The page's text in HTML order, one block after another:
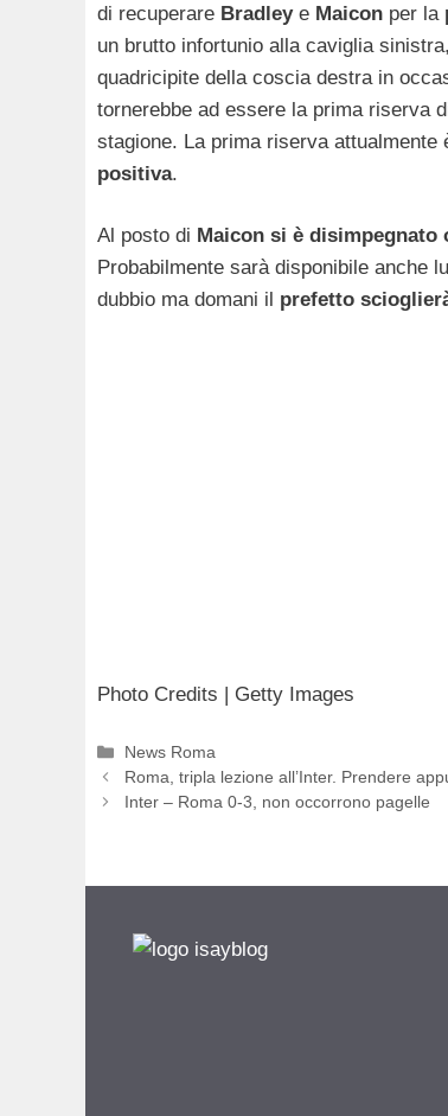
di recuperare Bradleye Maicon per la
un brutto infortunio alla caviglia
quadricipite della coscia destra in
tornerebbe ad essere la prima riserva
stagione. La prima riserva attualmente
positiva.
Al posto di Maicon si è
Probabilmente sarà disponibile anche
dubbio ma domani il prefetto
Photo Credits | Getty Images
Categorie
News Roma
Roma, tripla lezione all’Inter. Prendere
Inter – Roma 0-3, non occorrono pagelle